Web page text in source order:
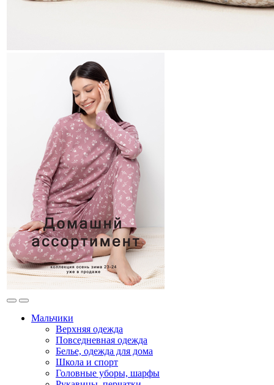
Мальчики
Верхняя одежда
Повседневная одежда
Белье, одежда для дома
Школа и спорт
Головные уборы, шарфы